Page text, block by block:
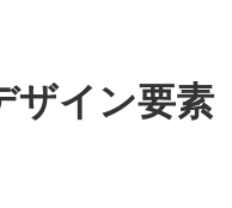
ザイン要素